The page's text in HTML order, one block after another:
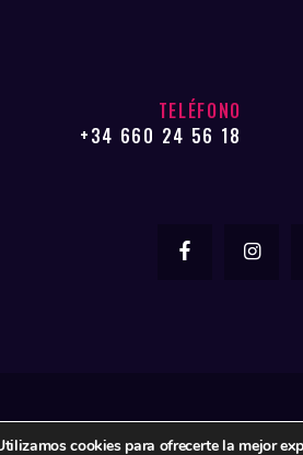
TELÉFONO
+34 660 24 56 18
cookies para ofrecerte la mejor